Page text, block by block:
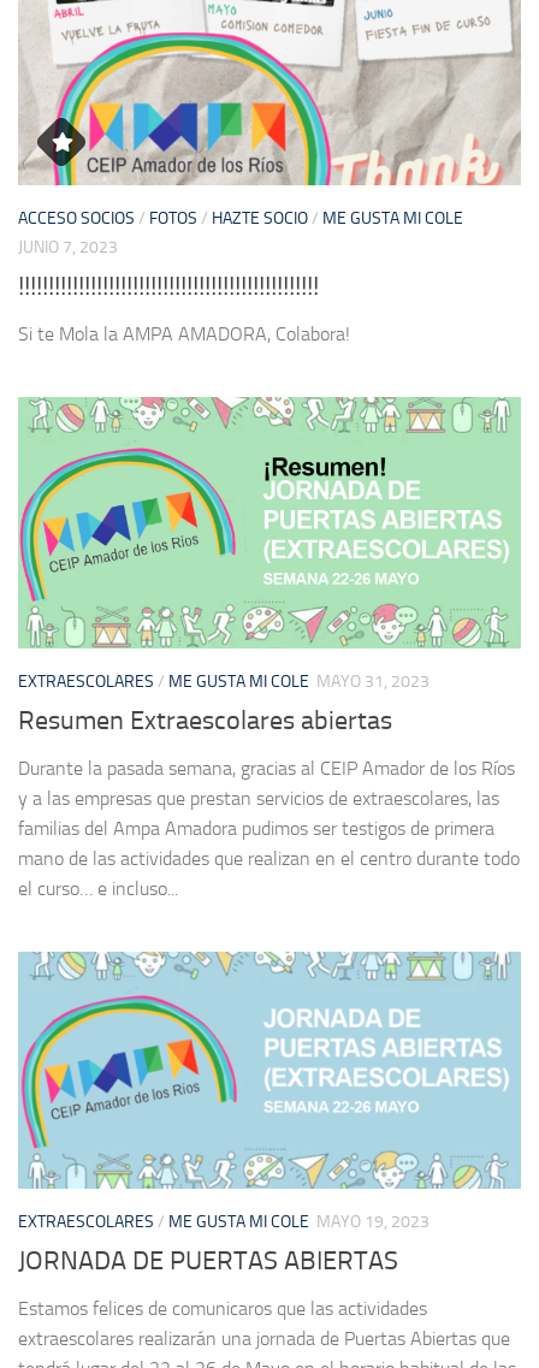
ACCESO SOCIOS / FOTOS / HAZTE SOCIO/ ME GUSTA MI COLE
JUNIO 7, 2023
!!!!!!!!!!!!!!!!!!!!!!!!!!!!!!!!!!!!!!!!!!!!!!!!!!
Si te Mola la AMPA AMADORA, Colabora!
EXTRAESCOLARES / ME GUSTA MI COLE MAYO 31, 2023
Resumen Extraescolares abiertas
Durante la pasada semana, gracias al CEIP Amador de los Ríos
y a las empresas que prestan servicios de extraescolares, las
familias del Ampa Amadora pudimos ser testigos de primera
mano de las actividades que realizan en el centro durante todo
el curso… e incluso...
EXTRAESCOLARES / ME GUSTA MI COLE MAYO 19, 2023
JORNADA DE PUERTAS ABIERTAS
Estamos felices de comunicaros que las actividades
extraescolares realizarán una jornada de Puertas Abiertas que